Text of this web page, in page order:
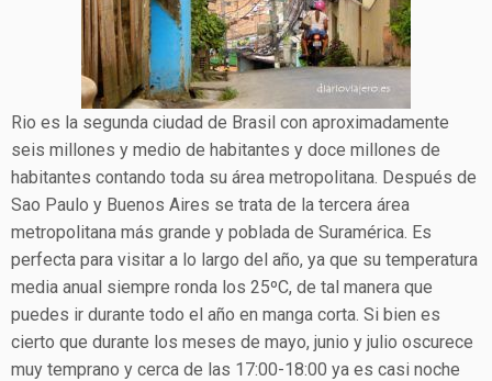
Rio es la segunda ciudad de Brasil con aproximadamente
seis millones y medio de habitantes y doce millones de
habitantes contando toda su área metropolitana. Después de
Sao Paulo y Buenos Aires se trata de la tercera área
metropolitana más grande y poblada de Suramérica. Es
perfecta para visitar a lo largo del año, ya que su temperatura
media anual siempre ronda los 25ºC, de tal manera que
puedes ir durante todo el año en manga corta. Si bien es
cierto que durante los meses de mayo, junio y julio oscurece
muy temprano y cerca de las 17:00-18:00 ya es casi noche